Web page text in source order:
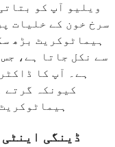
ویلیو آپ کو
سرخ خون کے خلیات
ہیماٹوکریٹ بڑھ
سے نکل جاتا ہے،
ہے۔ آپ کا
کیونکہ گرتے
ڈینگی